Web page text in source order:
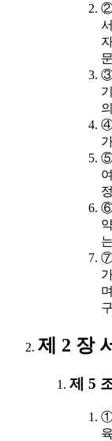
②
③
④
⑤
⑥
⑦
제 2 장
제 5
①